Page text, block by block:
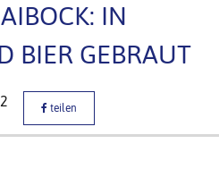
IN
BIER GEBRAUT
teilen